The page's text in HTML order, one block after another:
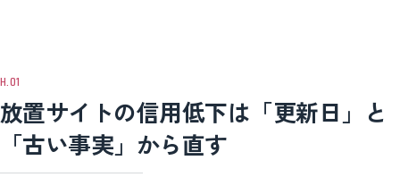
放置サイトの信用低下は「更新日」と
「古い事実」から直す